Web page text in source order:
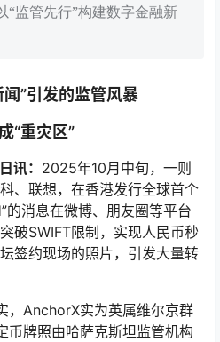
“监管先行”构建数字金融新
”引发的监管风暴
“重灾区”
讯： 2025年10月中旬，一则
、联想，在香港发行全球首个
的消息在微博、朋友圈等平台
破SWIFT限制，实现人民币秒
签约现场的照片，引发大量转
，AnchorX实为英属维尔京群
币牌照由哈萨克斯坦监管机构